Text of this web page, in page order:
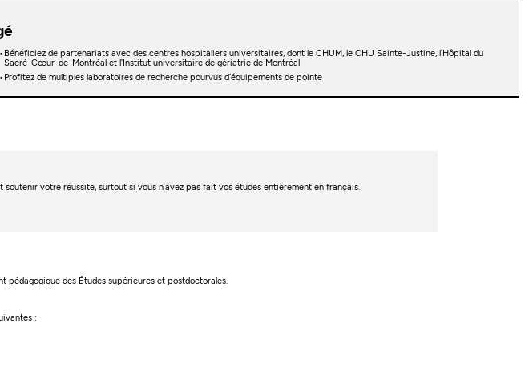
Bénéficiez de partenariats avec des centres hospitaliers universitaires, dont le CHUM, le CHU Sainte-Justine, l’Hôpital du
Sacré-Cœur-de-Montréal et l’Institut universitaire de gériatrie de Montréal
Profitez de multiples laboratoires de recherche pourvus d’équipements de pointe
votre réussite, surtout si vous n’avez pas fait vos études entièrement en français.
pédagogique des Études supérieures et postdoctorales.
: